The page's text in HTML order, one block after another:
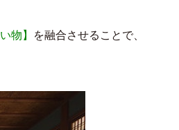
物】
を融合させることで、